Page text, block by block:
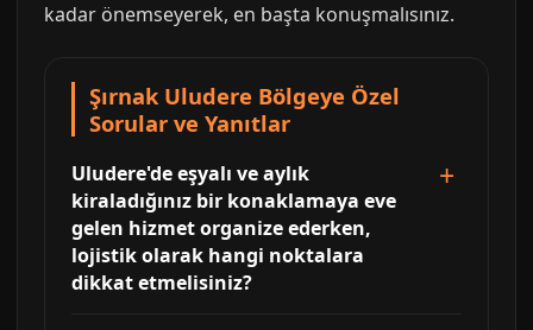
kadar önemseyerek, en başta konuşmalısınız.
Şırnak Uludere Bölgeye Özel
Sorular ve Yanıtlar
Uludere'de eşyalı ve aylık
kiraladığınız bir konaklamaya eve
gelen hizmet organize ederken,
lojistik olarak hangi noktalara
dikkat etmelisiniz?